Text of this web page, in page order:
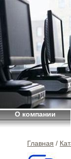
О компании
Главная /